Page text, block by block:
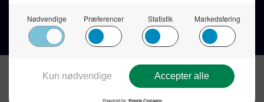
Send et læserbrev >
Privatlivspolitik >